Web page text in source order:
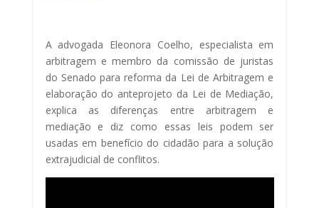
A advogada Eleonora Coelho, especialista em
arbitragem e membro da comissão de juristas
do Senado para reforma da Lei de Arbitragem e
elaboração do anteprojeto da Lei de Mediação,
explica as diferenças entre arbitragem e
mediação e diz como essas leis podem ser
usadas em benefício do cidadão para a solução
extrajudicial de conflitos.